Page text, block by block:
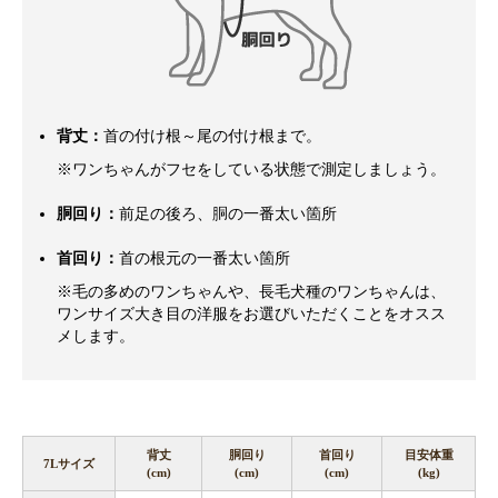
背丈： 首の付け根～尾の付け根まで。
※ワンちゃんがフセをしている状態で測定しましょう。
胴回り： 前足の後ろ、胴の一番太い箇所
首回り： 首の根元の一番太い箇所
※毛の多めのワンちゃんや、長毛犬種のワンちゃんは、
ワンサイズ大き目の洋服をお選びいただくことをオスス
メします。
7Lサイズ
背丈
(cm)
胴回り
(cm)
首回り
(cm)
目安体重
(kg)